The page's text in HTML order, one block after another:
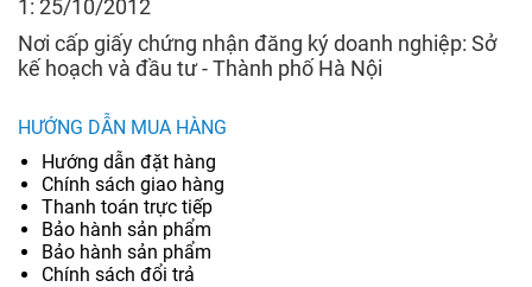
1: 25/10/2012
Nơi cấp giấy chứng nhận đăng ký doanh nghiệp: Sở
kế hoạch và đầu tư - Thành phố Hà Nội
HƯỚNG DẪN MUA HÀNG
Hướng dẫn đặt hàng
Chính sách giao hàng
Thanh toán trực tiếp
Bảo hành sản phẩm
Bảo hành sản phẩm
Chính sách đổi trả